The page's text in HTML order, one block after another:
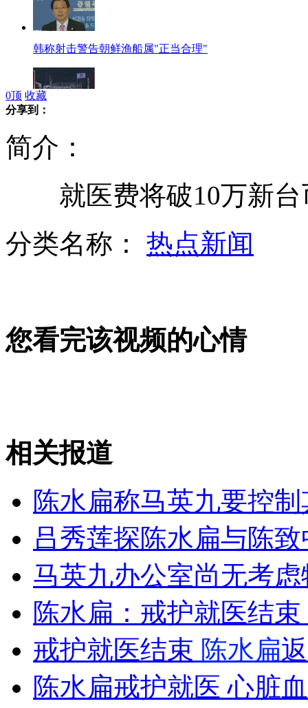
韩称射击警告朝鲜渔船属"正当合理"
南京：摩托罗拉30日将强制裁人
日海上保安官钓鱼岛可实施登岛逮捕
山西运城恶犬咬伤多人 警民合力深夜将其击毙
女孩北京地铁殴打老人 痛下狠手拳打脚踢
无痛分娩是否安全 医生回应
外交部：反对强权政治霸凌主义
0顶 收藏
分享到：
简介：
就医费将破10万新台
分类名称： 热点新闻
您看完该视频的心情
相关报道
陈水扁称马英九要控
吕秀莲探陈水扁与陈
马英九办公室尚无考
陈水扁：戒护就医结
戒护就医结束 陈水扁
陈水扁戒护就医 心脏